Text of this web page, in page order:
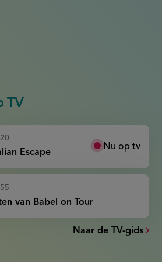
TV
Escape
Nu op tv
van Babel on Tour
Naar de TV-gids